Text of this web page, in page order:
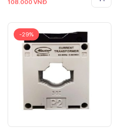
108.000 VNĐ
-29%